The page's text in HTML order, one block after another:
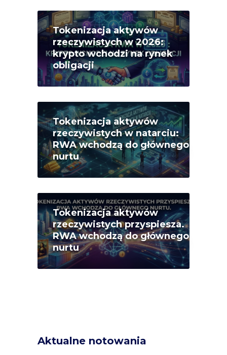
Tokenizacja aktywów
rzeczywistych w 2026:
krypto wchodzi na rynek
obligacji
Tokenizacja aktywów
rzeczywistych w natarciu:
RWA wchodzą do głównego
nurtu
Tokenizacja aktywów
rzeczywistych przyspiesza.
RWA wchodzą do głównego
nurtu
Aktualne notowania